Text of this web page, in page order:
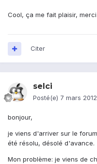
Cool, ça me fait plaisir,
Citer
selci
Posté(e) 7 mars 2012
bonjour,
je viens d'arriver sur le
été résolu, désolé d'avance.
Mon problème: je viens de